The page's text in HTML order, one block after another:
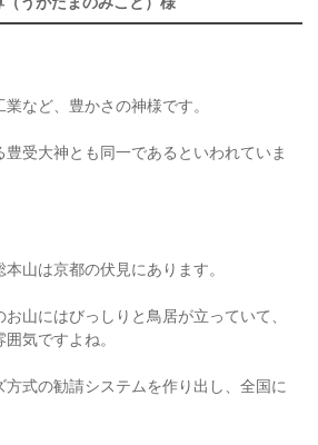
など、豊かさの神様です。
受大神とも同一であるといわれていま
山は京都の伏見にあります。
山にはびっしりと鳥居が立っていて、
気ですよね。
式の勧請システムを作り出し、全国に